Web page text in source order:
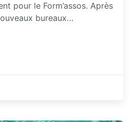
pour le Form’assos. Après
bureaux…